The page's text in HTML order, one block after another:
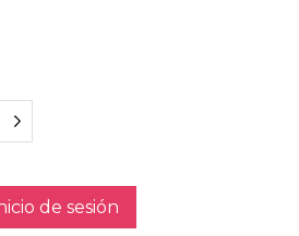
de sesión